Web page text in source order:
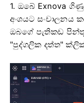
1. ඔබේ Exnova
අංශයට සංචාලනය
ඔබගේ පැතිකඩ
"පුද්ගලික දත්ත"